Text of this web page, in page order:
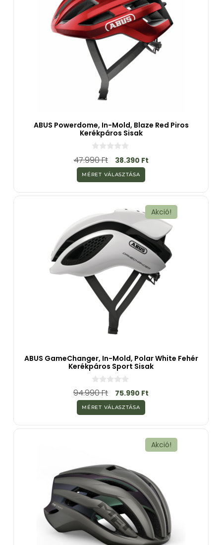
ABUS Powerdome, In-Mold, Blaze Red Piros
Kerékpáros Sisak
0
a
5
-
b
ő
47.990Ft 38.390 Ft
MÉRET VÁLASZTÁSA
Akció!
ABUS GameChanger, In-Mold, Polar White Fehér
Kerékpáros Sport Sisak
0
a
5
-
b
ő
94.990Ft 75.990 Ft
MÉRET VÁLASZTÁSA
Akció!